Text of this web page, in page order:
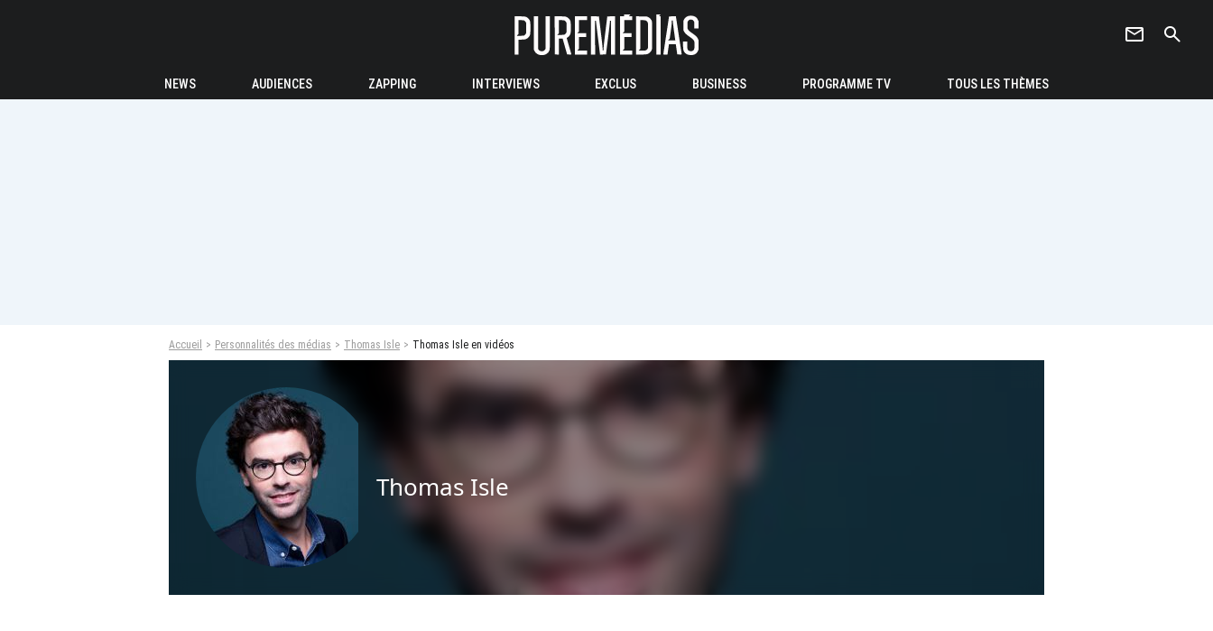
newsletter search
NEWS AUDIENCES ZAPPING INTERVIEWS EXCLUS BUSINESS PROGRAMME TV TOUS LES THÈMES
Accueil Personnalités des médias Thomas Isle Thomas Isle en vidéos
Thomas Isle